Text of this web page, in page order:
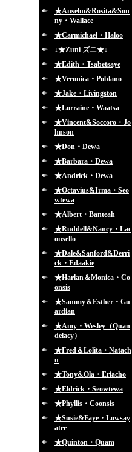
★Anselm&Rosita&Son
ny・Wallace
★Carmichael・Haloo
↓★Zuni ズニ★↓
★Edith・Tsabetsaye
★Veronica・Poblano
★Jake・Livingston
★Lorraine・Waatsa
★Vincent&Soccoro・Jo
hnson
★Don・Dewa
★Barbara・Dewa
★Andrick・Dewa
★Octavius&Irma・Seo
wtewa
★Albert・Banteah
★Ruddell&Nancy・Lac
onsello
★Dale&Sanford&Derri
ck・Edaakie
★Harlan＆Monica・Co
onsis
★Sammy＆Esther・Gu
ardian
★Amy・Wesley（Quan
delacy）
★Fred＆Lolita・Natach
u
★Tony&Ola・Eriacho
★Eldrick・Seowtewa
★Phyllis・Coonsis
★Susie&Faye・Lowsay
atee
★Quinton・Quam